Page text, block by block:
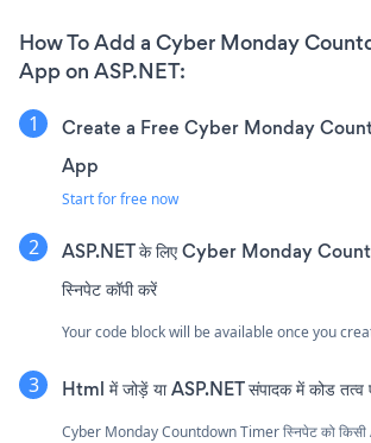
How To Add a Cyber Monday
App on ASP.NET:
Create a Free Cyber Monday
App
Start for free now
ASP.NET के लिए Cyber Monday
स्निपेट कॉपी करें
Your code block will be available once you
Html में जोड़ें या ASP.NET संपादक में कोड तत्व
Cyber Monday Countdown Timer स्निपेट को किसी